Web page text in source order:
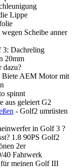
Lippe
Scheibe anner
3: Dachreling
20mm
dazu?
Biete AEM Motor mit
spinnt
aus geleiert G2
- Golf2 umrüsten
in Golf 3 ?
1.8 90PS Golf2
2er
Fahrwerk
meinen Golf III